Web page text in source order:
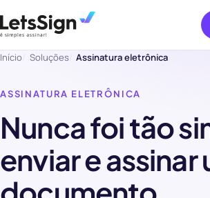
Início Soluções Assinatura eletrônica
ASSINATURA ELETRÔNICA
Nunca foi tão
enviar e assinar